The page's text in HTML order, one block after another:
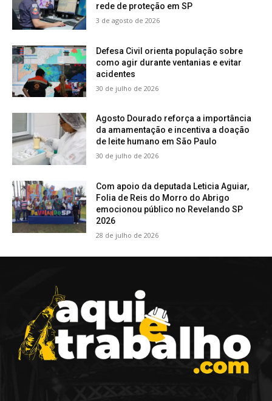
rede de proteção em SP
3 de agosto de 2026
Defesa Civil orienta população sobre
como agir durante ventanias e evitar
acidentes
30 de julho de 2026
Agosto Dourado reforça a importância
da amamentação e incentiva a doação
de leite humano em São Paulo
30 de julho de 2026
Com apoio da deputada Leticia Aguiar,
Folia de Reis do Morro do Abrigo
emocionou público no Revelando SP
2026
28 de julho de 2026